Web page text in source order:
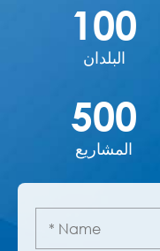
100
البلدان
500
المشاريع